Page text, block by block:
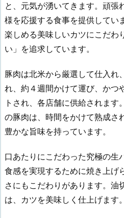
と、元気が湧いてきます。頑張
様を応援する食事を提供してい
楽しめる美味しいカツにこだわ
い」を追求しています。
豚肉は北米から厳選して仕入れ
れ、約４週間かけて運び、かつ
トされ、各店舗に供給されます
の豚肉は、時間をかけて熟成さ
豊かな旨味を持っています。
口あたりにこだわった究極の生
食感を実現するために焼き上げ
さにもこだわりがあります。油
は、カツを美味しく仕上げます。